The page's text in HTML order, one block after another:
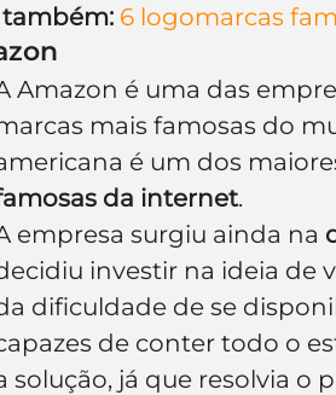
também: 6 logomarcas
Amazon é uma das
mais famosas do
é um dos
da internet.
empresa surgiu ainda na
investir na ideia de
dificuldade de se
de conter todo o
solução, já que resolvia o